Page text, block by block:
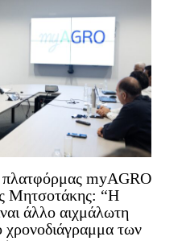
πλατφόρμας myAGRO
Μητσοτάκης: “Η
άλλο αιχμάλωτη
χρονοδιάγραμμα των